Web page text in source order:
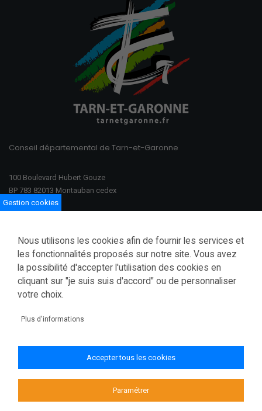
Conseil départemental de Tarn-et-Garonne
100 Boulevard Hubert Gouze
BP 783 82013 Montauban cedex
Tél.: 05 63 91 82 00
Fax.: 05 63 03 28 52
courrier@tarnetgaronne.fr
Accessibilité (partiellement conforme)
Gestion des cookies
Gestion cookies
Nous utilisons les cookies afin de fournir les services et
les fonctionnalités proposés sur notre site. Vous avez
la possibilité d'accepter l'utilisation des cookies en
cliquant sur "je suis suis d'accord" ou de personnaliser
votre choix.
Plus d'informations
Accepter tous les cookies
Paramétrer